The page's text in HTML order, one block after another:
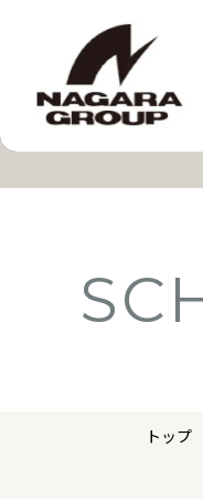
トップ